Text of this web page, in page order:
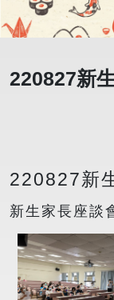
220827新
220827新
新生家長座談